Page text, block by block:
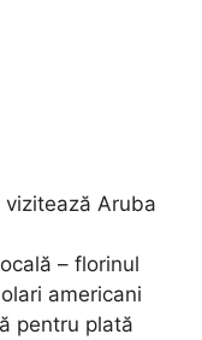
Aruba
– florinul
americani
pentru plată